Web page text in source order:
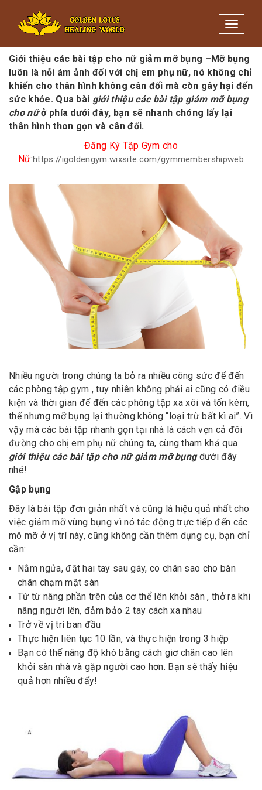
Toggle
28/09/2018 /
Giới thiệu các bài tập cho nữ giảm mỡ bụng –Mỡ bụng
luôn là nỗi ám ảnh đối với chị em phụ nữ, nó không chỉ
khiến cho thân hình không cân đối mà còn gây hại đến
sức khỏe. Qua bài giới thiệu các bài tập giảm mỡ bụng
cho nữở phía dưới đây, bạn sẽ nhanh chóng lấy lại
thân hình thon gọn và cân đối.
Đăng Ký Tập Gym cho
Nữ:https://igoldengym.wixsite.com/gymmembershipweb
Nhiều người trong chúng ta bỏ ra nhiều công sức để đến
các phòng tập gym , tuy nhiên không phải ai cũng có điều
kiện và thời gian để đến các phòng tập xa xôi và tốn kém,
thế nhưng mỡ bụng lại thường không “loại trừ bất kì ai”. Vì
vậy mà các bài tập nhanh gọn tại nhà là cách vẹn cả đôi
đường cho chị em phụ nữ chúng ta, cùng tham khả qua
giới thiệu các bài tập cho nữ giảm mỡ bụngdưới đây
nhé!
Gập bụng
Đây là bài tập đơn giản nhất và cũng là hiệu quả nhất cho
việc giảm mỡ vùng bụng vì nó tác động trực tiếp đến các
mô mỡ ở vị trí này, cũng không cần thêm dụng cụ, bạn chỉ
cần:
Nằm ngửa, đặt hai tay sau gáy, co chân sao cho bàn
chân chạm mặt sàn
Từ từ nâng phần trên của cơ thể lên khỏi sàn , thở ra khi
nâng người lên, đảm bảo 2 tay cách xa nhau
Trở về vị trí ban đầu
Thực hiện liên tục 10 lần, và thực hiện trong 3 hiệp
Bạn có thể nâng độ khó bằng cách giơ chân cao lên
khỏi sàn nhà và gặp người cao hơn. Bạn sẽ thấy hiệu
quả hơn nhiều đấy!
Minigame Tiktok cùng Golden
Lotus nhận thưởng đến 9tr đồng.
Xem thể lệ!